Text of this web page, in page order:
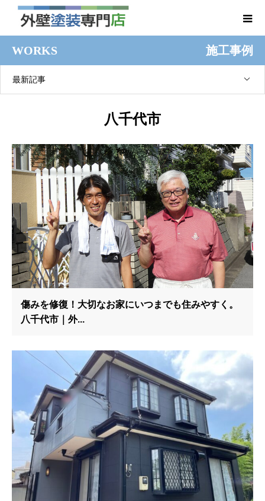
WORKS 施工事例
最新記事
八千代市
傷みを修復！大切なお家にいつまでも住みやすく。
八千代市｜外...